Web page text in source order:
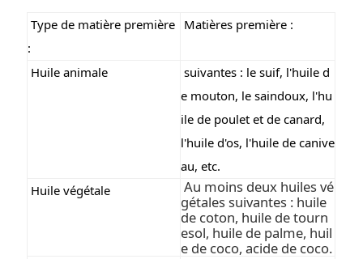
Type de matière première
:
Matières première :
Huile animale
suivantes : le suif, l'huile d
e mouton, le saindoux, l'hu
ile de poulet et de canard,
l'huile d'os, l'huile de canive
au, etc.
Huile végétale
Au moins deux huiles vé
gétales suivantes : huile
de coton, huile de tourn
esol, huile de palme, huil
e de coco, acide de coco.